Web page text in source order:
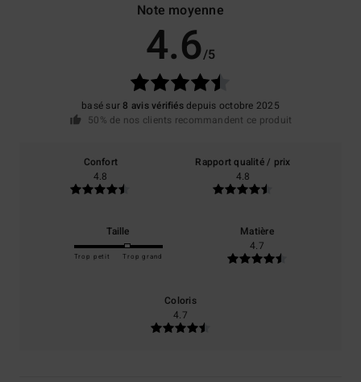
Note moyenne
4.6/5
basé sur 8 avis vérifiésdepuis octobre 2025
50% de nos clients recommandent ce produit
Confort
4.8
Rapport qualité / prix
4.8
Taille
Trop petit Trop grand
Matière
4.7
Coloris
4.7